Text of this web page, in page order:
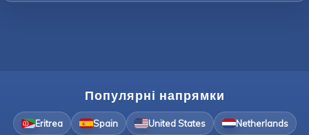
Популярні напрямки
Eritrea Spain United States Netherlands